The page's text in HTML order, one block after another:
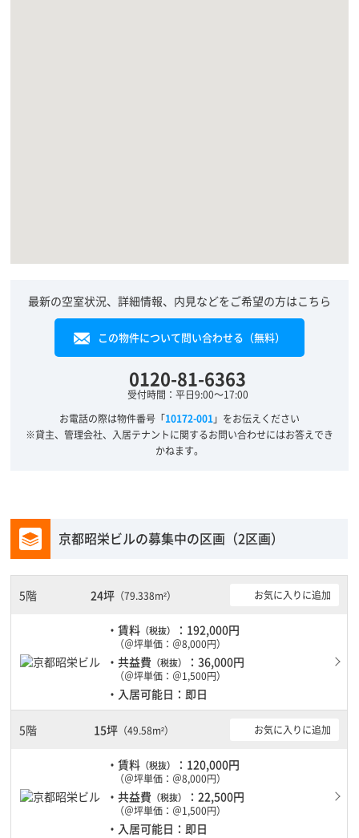
最新の空室状況、詳細情報、内見などをご希望の方はこちら
この物件について問い合わせる（無料）
0120-81-6363
受付時間：平日9:00～17:00
お電話の際は物件番号「10172-001」をお伝えください
※貸主、管理会社、入居テナントに関するお問い合わせにはお答えでき
かねます。
京都昭栄ビルの募集中の区画（2区画）
5階 24坪 （79.338m²） お気に入りに追加
・賃料 （税抜） ：192,000円
（＠坪単価：＠8,000円）
・共益費 （税抜） ：36,000円
（＠坪単価：＠1,500円）
・入居可能日：即日
5階 15坪（49.58m²） お気に入りに追加
・賃料 （税抜） ：120,000円
（＠坪単価：＠8,000円）
・共益費 （税抜） ：22,500円
（＠坪単価：＠1,500円）
・入居可能日：即日